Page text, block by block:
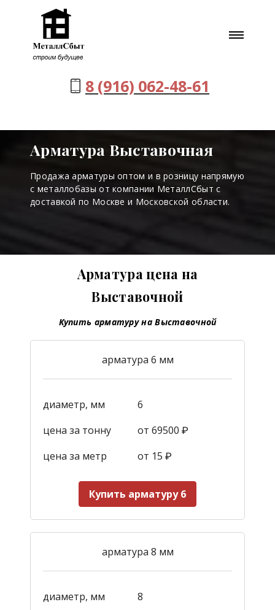
8 (916) 062-48-61
Арматура Выставочная
Продажа арматуры оптом и в розницу напрямую
с металлобазы от компании МеталлСбыт с
доставкой по Москве и Московской области.
Арматура цена на
Выставочной
Купить арматуру на Выставочной
арматура 6 мм
диаметр, мм
6
цена за тонну
от 69500 ₽
цена за метр
от 15 ₽
Купить арматуру 6
арматура 8 мм
диаметр, мм
8